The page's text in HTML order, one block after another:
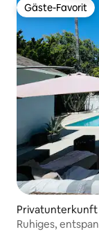
Gäste-Favorit
Gäste-Favorit
Privatunterkunft
Ruhiges,